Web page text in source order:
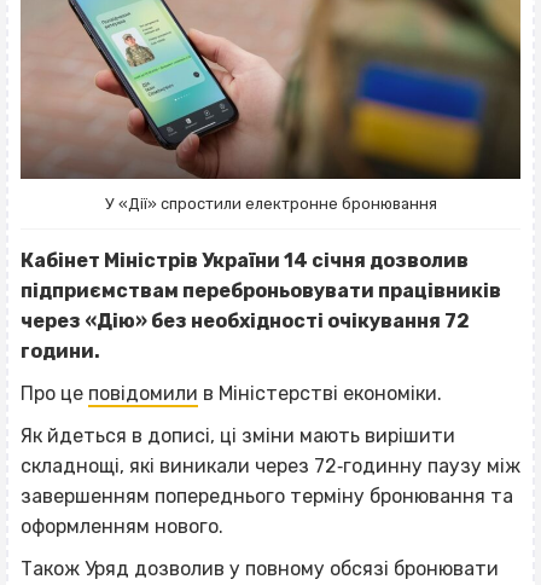
У «Дії» спростили електронне бронювання
Кабінет Міністрів України 14 січня дозволив
підприємствам переброньовувати працівників
через «Дію» без необхідності очікування 72
години.
Про це повідомили в Міністерстві економіки.
Як йдеться в дописі, ці зміни мають вирішити
складнощі, які виникали через 72‐годинну паузу між
завершенням попереднього терміну бронювання та
оформленням нового.
Також Уряд дозволив у повному обсязі бронювати